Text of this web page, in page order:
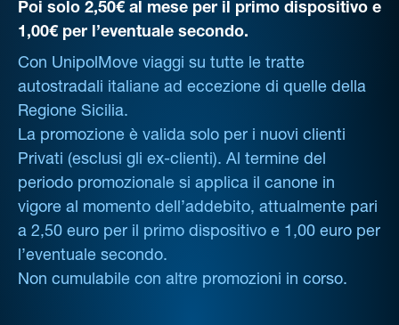
Poi solo 2,50€ al mese per il primo dispositivo e
1,00€ per l’eventuale secondo.
Con UnipolMove viaggi su tutte le tratte
autostradali italiane ad eccezione di quelle della
Regione Sicilia.
La promozione è valida solo per i nuovi clienti
Privati (esclusi gli ex-clienti). Al termine del
periodo promozionale si applica il canone in
vigore al momento dell’addebito, attualmente pari
a 2,50 euro per il primo dispositivo e 1,00 euro per
l’eventuale secondo.
Non cumulabile con altre promozioni in corso.